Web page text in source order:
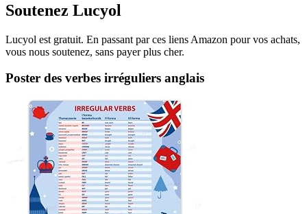
Soutenez Lucyol
Lucyol est gratuit. En passant par ces liens Amazon pour vos achats,
vous nous soutenez, sans payer plus cher.
Poster des verbes irréguliers anglais